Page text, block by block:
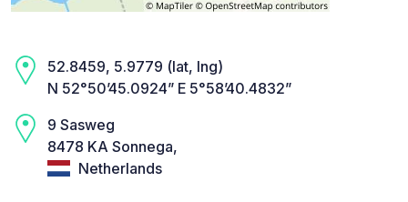
52.8459, 5.9779 (lat, lng)
N 52°50’45.0924” E 5°58’40.4832”
9 Sasweg
8478 KA Sonnega,
Netherlands